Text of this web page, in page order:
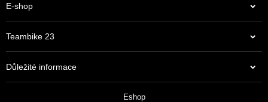
E-shop
Teambike 23
Důležité informace
Eshop